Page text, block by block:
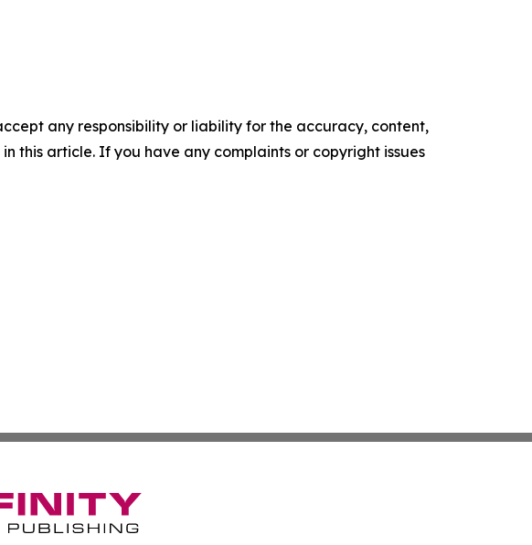
any responsibility or liability for the accuracy, content,
this article. If you have any complaints or copyright issues